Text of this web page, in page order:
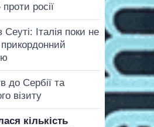
проти росії
Сеуті: Італія поки не
до Сербії та
візиту
кількість